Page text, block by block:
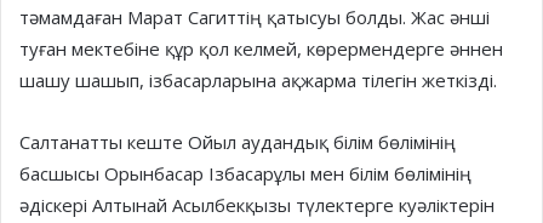
тәмамдаған Марат Сагиттің қатысуы болды. Жас әнші
туған мектебіне құр қол келмей, көрермендерге әннен
шашу шашып, ізбасарларына ақжарма тілегін жеткізді.
Салтанатты кеште Ойыл аудандық білім бөлімінің
басшысы Орынбасар Ізбасарұлы мен білім бөлімінің
әдіскері Алтынай Асылбекқызы түлектерге куәліктерін